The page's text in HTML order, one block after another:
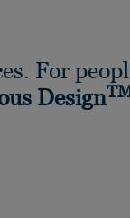
For
Design